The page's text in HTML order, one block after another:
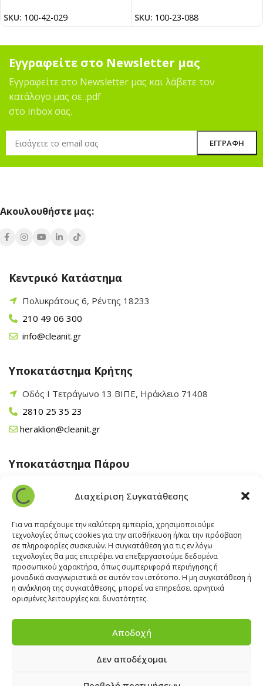
Διαχείριση Συγκατάθεσης
Για να παρέχουμε την καλύτερη εμπειρία, χρησιμοποιούμε
τεχνολογίες όπως cookies για την αποθήκευση ή/και την πρόσβαση
σε πληροφορίες συσκευών. Η συγκατάθεση για τις εν λόγω
τεχνολογίες θα μας επιτρέψει να επεξεργαστούμε δεδομένα
προσωπικού χαρακτήρα, όπως συμπεριφορά περιήγησης ή
μοναδικά αναγνωριστικά σε αυτόν τον ιστότοπο. Η μη συγκατάθεση ή
η ανάκληση της συγκατάθεσης, μπορεί να επηρεάσει αρνητικά
ορισμένες λειτουργίες και δυνατότητες.
Αποδοχή
Δεν αποδέχομαι
SKU: 100-42-029 SKU: 100-23-088
Εγγραφείτε στο Newsletter μας
Εγγραφείτε στο Newsletter μας και λάβετε τον
κατάλογο μας σε .pdf
στο inbox σας.
Ακουλουθήστε μας:
Κεντρικό Κατάστημα
Πολυκράτους 6, Ρέντης 18233
210 49 06 300
info@cleanit.gr
Υποκατάστημα Κρήτης
Οδός Ι Τετράγωνο 13 ΒΙΠΕ, Ηράκλειο 71408
2810 25 35 23
heraklion@cleanit.gr
Υποκατάστημα Πάρου
Άγιος Βλάσης Αρχίλοχος, Πάρος 84400
22840 43 163
paros@cleanit.gr
Υποκατάστημα Σαντορίνης
Έξω Γωνία, Σαντορίνη847 00
22860 22322